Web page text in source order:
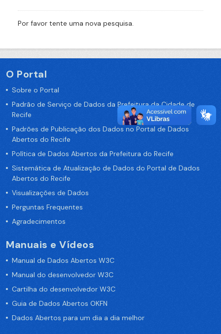
Por favor tente uma nova pesquisa.
O Portal
Sobre o Portal
Padrão de Serviço de Dados da Prefeitura da Cidade de
Recife
Padrões de Publicação dos Dados no Portal de Dados
Abertos do Recife
Política de Dados Abertos da Prefeitura do Recife
Sistemática de Atualização de Dados do Portal de Dados
Abertos do Recife
Visualizações de Dados
Perguntas Frequentes
Agradecimentos
Manuais e Vídeos
Manual de Dados Abertos W3C
Manual do desenvolvedor W3C
Cartilha do desenvolvedor W3C
Guia de Dados Abertos OKFN
Dados Abertos para um dia a dia melhor